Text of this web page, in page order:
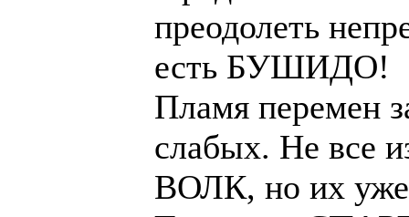
преодолеть
есть БУШИДО!
Пламя перемен
слабых. Не все
ВОЛК, но их уже